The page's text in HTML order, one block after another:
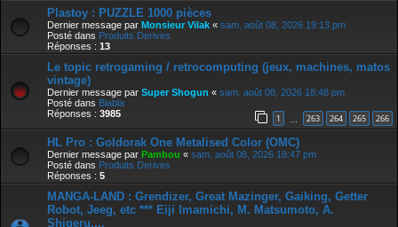
Plastoy : PUZZLE 1000 pièces
Dernier message par Monsieur Vilak « sam. août 08, 2026 19:13 pm
Posté dans Produits Derives
Réponses : 13
Le topic retrogaming / retrocomputing (jeux, machines, matos
vintage)
Dernier message par Super Shogun « sam. août 08, 2026 18:48 pm
Posté dans Blabla
Réponses : 3985 1 263 264 265 266
HL Pro : Goldorak One Metalised Color (OMC)
Dernier message par Pambou « sam. août 08, 2026 18:47 pm
Posté dans Produits Derives
Réponses : 5
MANGA-LAND : Grendizer, Great Mazinger, Gaiking, Getter
Robot, Jeeg, etc *** Eiji Imamichi, M. Matsumoto, A.
Shigeru....